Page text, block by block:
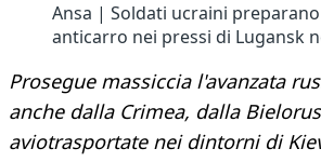
Ansa | Soldati ucraini
anticarro nei pressi di Lugansk
Prosegue massiccia l'avanzata
anche dalla Crimea, dalla
aviotrasportate nei dintorni di